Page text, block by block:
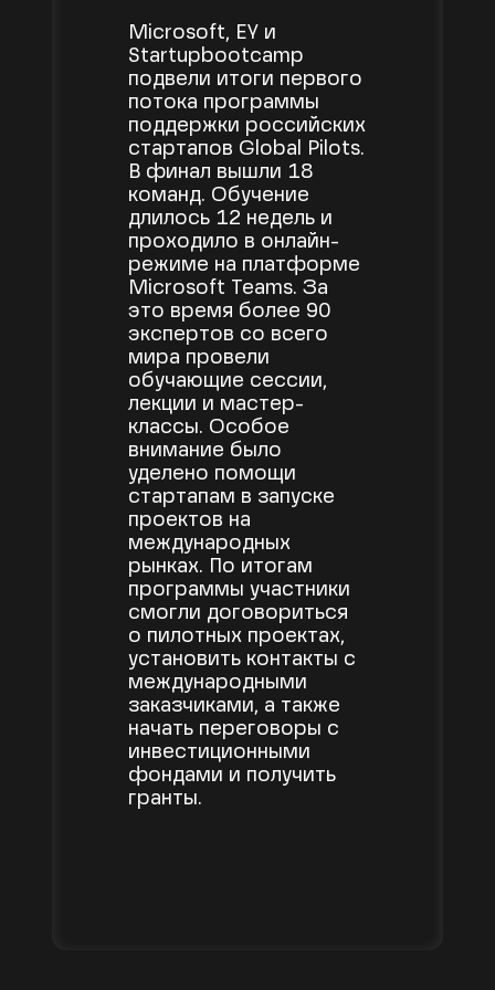
Microsoft, EY и
Startupbootcamp
подвели итоги первого
потока программы
поддержки российских
стартапов Global Pilots.
В финал вышли 18
команд. Обучение
длилось 12 недель и
проходило в онлайн-
режиме на платформе
Microsoft Teams. За
это время более 90
экспертов со всего
мира провели
обучающие сессии,
лекции и мастер-
классы. Особое
внимание было
уделено помощи
стартапам в запуске
проектов на
международных
рынках. По итогам
программы участники
смогли договориться
о пилотных проектах,
установить контакты с
международными
заказчиками, а также
начать переговоры с
инвестиционными
фондами и получить
гранты.